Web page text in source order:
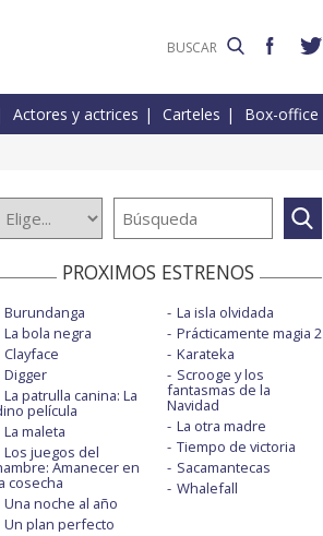
Actores y actrices Carteles Box-office
PROXIMOS ESTRENOS
Burundanga
La bola negra
Clayface
Digger
La patrulla canina: La
película
La maleta
Los juegos del
Amanecer en
cosecha
Una noche al año
Un plan perfecto
La isla olvidada
Prácticamente magia 2
Karateka
Scrooge y los
fantasmas de la
Navidad
La otra madre
Tiempo de victoria
Sacamantecas
Whalefall